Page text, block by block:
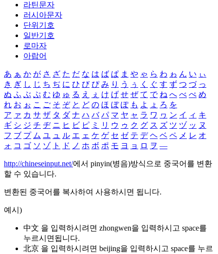
라틴문자
러시아문자
단위기호
일반기호
로마자
아랍어
あ ぁ か が さ ざ た だ な は ば ぱ ま や ゃ ら わ ゎ ん い ぃ
き ぎ し じ ち ぢ に ひ び ぴ み り う ぅ く ぐ す ず つ づ っ
ぬ ふ ぶ ぷ む ゆ ゅ る え ぇ け げ せ ぜ て で ね へ べ ぺ め
れ お ぉ こ ご そ ぞ と ど の ほ ぼ ぽ も よ ょ ろ を
ア ァ カ サ ザ タ ダ ナ ハ バ パ マ ヤ ャ ラ ワ ヮ ン イ ィ キ
ギ シ ジ チ ヂ ニ ヒ ビ ピ ミ リ ウ ゥ ク グ ス ズ ツ ヅ ッ ヌ
フ ブ プ ム ユ ュ ル エ ェ ケ ゲ セ ゼ テ デ ヘ ベ ペ メ レ オ
ォ コ ゴ ソ ゾ ト ド ノ ホ ボ ポ モ ヨ ョ ロ ヲ ―
http://chineseinput.net/에서 pinyin(병음)방식으로 중국어를 변환
할 수 있습니다.
변환된 중국어를 복사하여 사용하시면 됩니다.
예시)
中文 을 입력하시려면 zhongwen을 입력하시고 space를
누르시면됩니다.
北京 을 입력하시려면 beijing을 입력하시고 space를 누르